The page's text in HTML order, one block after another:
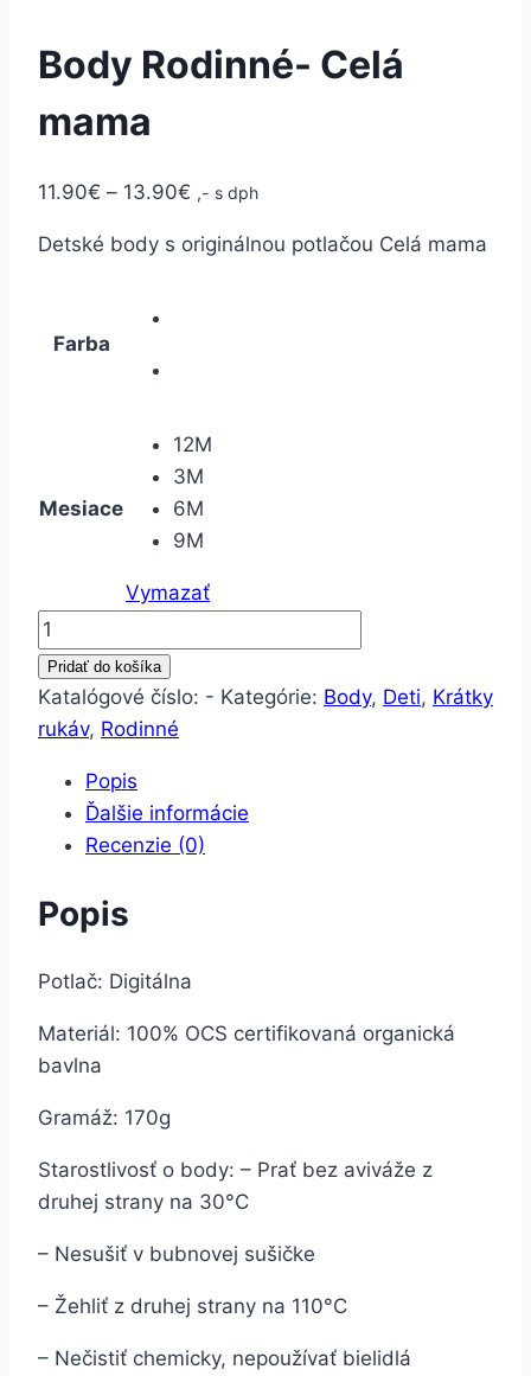
Body Rodinné- Celá
mama
11.90€ – 13.90€ ,- s dph
Detské body s originálnou potlačou Celá mama
Farba
Mesiace
12M
3M
6M
9M
Vymazať
množstvo
Body
Rodinné-
Celá
Pridať do košíka
Katalógové číslo: - Kategórie: Body, Deti, Krátky
rukáv, Rodinné
Popis
Ďalšie informácie
Recenzie (0)
Popis
Potlač: Digitálna
Materiál: 100% OCS certifikovaná organická
bavlna
Gramáž: 170g
Starostlivosť o body: – Prať bez aviváže z
druhej strany na 30°C
– Nesušiť v bubnovej sušičke
– Žehliť z druhej strany na 110°C
– Nečistiť chemicky, nepoužívať bielidlá